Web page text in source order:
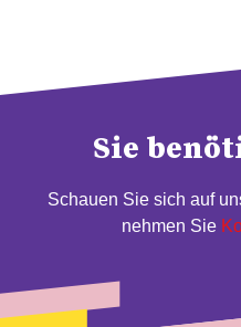
Sie
Schauen Sie sich auf
nehmen Sie